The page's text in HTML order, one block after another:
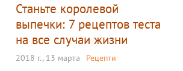
Станьте королевой
выпечки: 7 рецептов теста
на все случаи жизни
2018 г., 13 марта Рецепти